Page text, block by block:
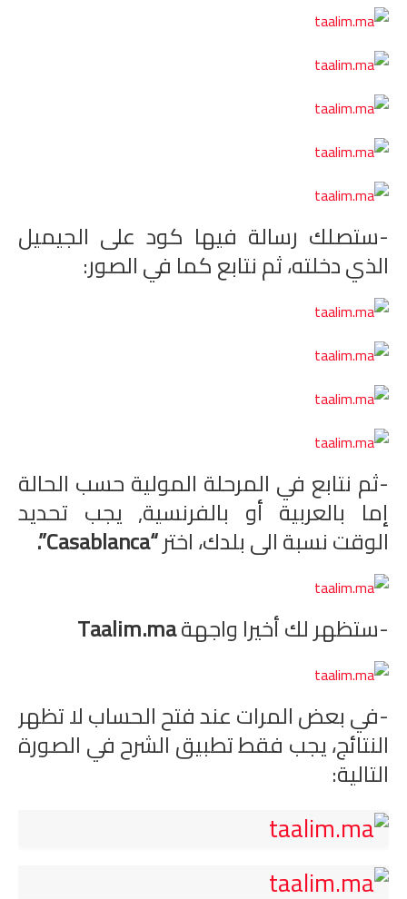
-ستصلك رسالة فيها كود على الجيميل
الذي دخلته، ثم نتابع كما في الصور:
-ثم نتابع في المرحلة المولية حسب الحالة
إما بالعربية أو بالفرنسية, يجب تحديد
الوقت نسبة الى بلدك، اختر“Casablanca”.
-ستظهر لك أخيرا واجهةTaalim.ma
-في بعض المرات عند فتح الحساب لا تظهر
النتائج، يجب فقط تطبيق الشرح في الصورة
التالية: